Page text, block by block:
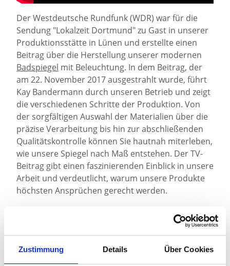
Zustimmung Details Über Cookies
Der Westdeutsche Rundfunk (WDR) war für die
Sendung "Lokalzeit Dortmund" zu Gast in unserer
Produktionsstätte in Lünen und erstellte einen
Beitrag über die Herstellung unserer modernen
Badspiegel mit Beleuchtung. In dem Beitrag, der
am 22. November 2017 ausgestrahlt wurde, führt
Kay Bandermann durch unseren Betrieb und zeigt
die verschiedenen Schritte der Produktion. Von
der sorgfältigen Auswahl der Materialien über die
präzise Verarbeitung bis hin zur abschließenden
Qualitätskontrolle können Sie hautnah miterleben,
wie unsere Spiegel nach Maß entstehen. Der TV-
Beitrag gibt einen faszinierenden Einblick in unsere
Arbeit und verdeutlicht, warum unsere Produkte
höchsten Ansprüchen gerecht werden.
und individuelle Lösungen für Ihre Badgestaltung